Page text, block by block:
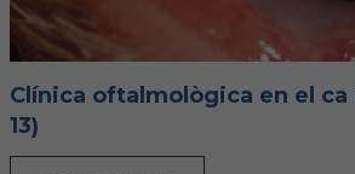
Clínica oftalmològica en el ca
13)